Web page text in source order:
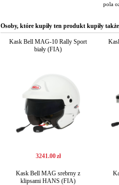
pola
Osoby, które kupiły ten produkt kupiły
Kask Bell MAG-10 Rally Sport
biały (FIA)
3241.00zł
Kask Bell MAG srebrny z
klipsami HANS (FIA)